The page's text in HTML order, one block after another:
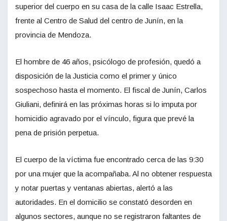
superior del cuerpo en su casa de la calle Isaac Estrella,
frente al Centro de Salud del centro de Junín, en la
provincia de Mendoza.
El hombre de 46 años, psicólogo de profesión, quedó a
disposición de la Justicia como el primer y único
sospechoso hasta el momento. El fiscal de Junín, Carlos
Giuliani, definirá en las próximas horas si lo imputa por
homicidio agravado por el vínculo, figura que prevé la
pena de prisión perpetua.
El cuerpo de la víctima fue encontrado cerca de las 9:30
por una mujer que la acompañaba. Al no obtener respuesta
y notar puertas y ventanas abiertas, alertó a las
autoridades. En el domicilio se constató desorden en
algunos sectores, aunque no se registraron faltantes de